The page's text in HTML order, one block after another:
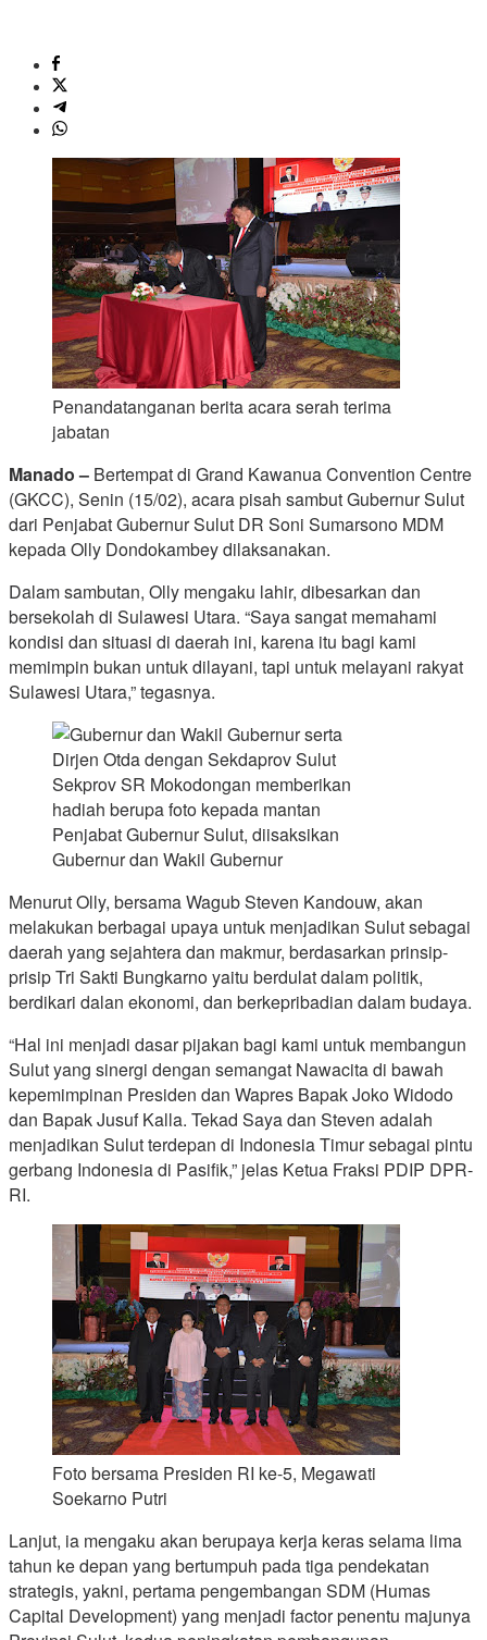
Penandatanganan berita acara serah terima
jabatan
Manado – Bertempat di Grand Kawanua Convention Centre
(GKCC), Senin (15/02), acara pisah sambut Gubernur Sulut
dari Penjabat Gubernur Sulut DR Soni Sumarsono MDM
kepada Olly Dondokambey dilaksanakan.
Dalam sambutan, Olly mengaku lahir, dibesarkan dan
bersekolah di Sulawesi Utara. “Saya sangat memahami
kondisi dan situasi di daerah ini, karena itu bagi kami
memimpin bukan untuk dilayani, tapi untuk melayani rakyat
Sulawesi Utara,” tegasnya.
Sekprov SR Mokodongan memberikan
hadiah berupa foto kepada mantan
Penjabat Gubernur Sulut, diisaksikan
Gubernur dan Wakil Gubernur
Menurut Olly, bersama Wagub Steven Kandouw, akan
melakukan berbagai upaya untuk menjadikan Sulut sebagai
daerah yang sejahtera dan makmur, berdasarkan prinsip-
prisip Tri Sakti Bungkarno yaitu berdulat dalam politik,
berdikari dalan ekonomi, dan berkepribadian dalam budaya.
“Hal ini menjadi dasar pijakan bagi kami untuk membangun
Sulut yang sinergi dengan semangat Nawacita di bawah
kepemimpinan Presiden dan Wapres Bapak Joko Widodo
dan Bapak Jusuf Kalla. Tekad Saya dan Steven adalah
menjadikan Sulut terdepan di Indonesia Timur sebagai pintu
gerbang Indonesia di Pasifik,” jelas Ketua Fraksi PDIP DPR-
RI.
Foto bersama Presiden RI ke-5, Megawati
Soekarno Putri
Lanjut, ia mengaku akan berupaya kerja keras selama lima
tahun ke depan yang bertumpuh pada tiga pendekatan
strategis, yakni, pertama pengembangan SDM (Humas
Capital Development) yang menjadi factor penentu majunya